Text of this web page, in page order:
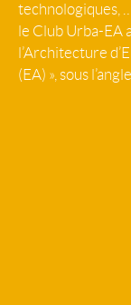
technologiques,
le Club Urba-EA
l’Architecture
(EA) », sous